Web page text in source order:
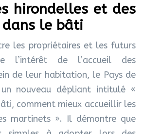
hirondelles et des
le bâti
les propriétaires et les futurs
l’intérêt de l’accueil des
de leur habitation, le Pays de
nouveau dépliant intitulé «
comment mieux accueillir les
martinets ». Il démontre que